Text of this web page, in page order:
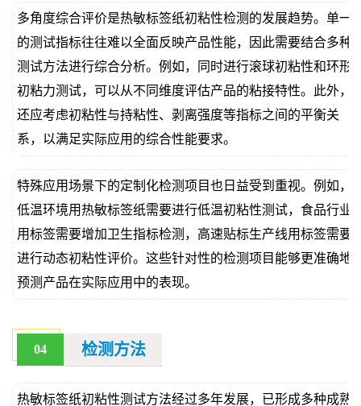
多角度综合评价是热敏标签纸初粘性检测的发展趋势。单一
的测试指标往往难以全面反映产品性能，因此需要结合多种
测试方法进行综合分析。例如，同时进行滚球初粘性和环形
初粘力测试，可以从不同维度评估产品的粘接特性。此外，
还应考虑初粘性与持粘性、剥离强度等指标之间的平衡关
系，以满足实际应用的综合性能要求。
特殊应用场景下的定制化检测项目也日益受到重视。例如，
低温环境用热敏标签纸需要进行低温初粘性测试，食品行业
用标签需要增加卫生指标检测，高速贴标生产线用标签需要
进行动态初粘性评价。这些针对性的检测项目能够更准确地
预测产品在实际应用中的表现。
04 检测方法
热敏标签纸初粘性测试方法经过多年发展，已形成多种成熟